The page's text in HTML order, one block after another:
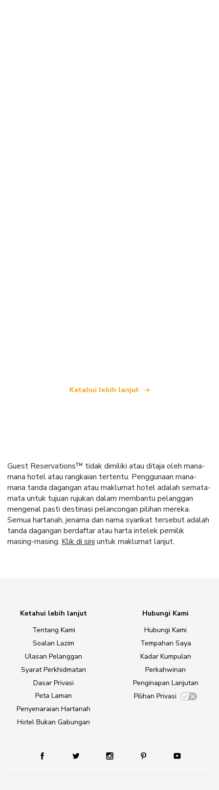
Ketahui lebih lanjut
Guest Reservations™ tidak dimiliki atau ditaja oleh mana-
mana hotel atau rangkaian tertentu. Penggunaan mana-
mana tanda dagangan atau maklumat hotel adalah semata-
mata untuk tujuan rujukan dalam membantu pelanggan
mengenal pasti destinasi pelancongan pilihan mereka.
Semua hartanah, jenama dan nama syarikat tersebut adalah
tanda dagangan berdaftar atau harta intelek pemilik
masing-masing. Klik di sini untuk maklumat lanjut.
Ketahui lebih lanjut
Tentang Kami
Soalan Lazim
Ulasan Pelanggan
Syarat Perkhidmatan
Dasar Privasi
Peta Laman
Penyenaraian Hartanah
Hotel Bukan Gabungan
Hubungi Kami
Hubungi Kami
Tempahan Saya
Kadar Kumpulan
Perkahwinan
Penginapan Lanjutan
Pilihan Privasi